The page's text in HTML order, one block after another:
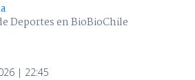
Deportes en BioBioChile
| 22:45